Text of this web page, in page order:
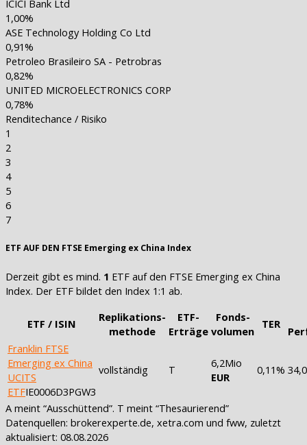
ICICI Bank Ltd
1,00%
ASE Technology Holding Co Ltd
0,91%
Petroleo Brasileiro SA - Petrobras
0,82%
UNITED MICROELECTRONICS CORP
0,78%
Renditechance / Risiko
1
2
3
4
5
6
7
ETF AUF DEN FTSE Emerging ex China Index
Derzeit gibt es mind. 1 ETF auf den FTSE Emerging ex China
Index. Der ETF bildet den Index 1:1 ab.
ETF / ISIN
Replikations-
methode
ETF-
Erträge
Fonds-
volumen
TER
Franklin FTSE
Emerging ex China
UCITS
ETFIE0006D3PGW3
vollständig T
6,2Mio
EUR
0,11%
A meint “Ausschüttend”. T meint “Thesaurierend”
Datenquellen: brokerexperte.de, xetra.com und fww, zuletzt
aktualisiert: 08.08.2026